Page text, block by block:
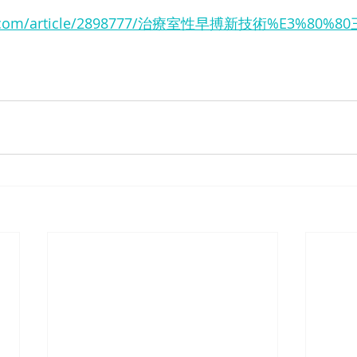
article/2898777/治療室性早搏新技術%E3%80%80